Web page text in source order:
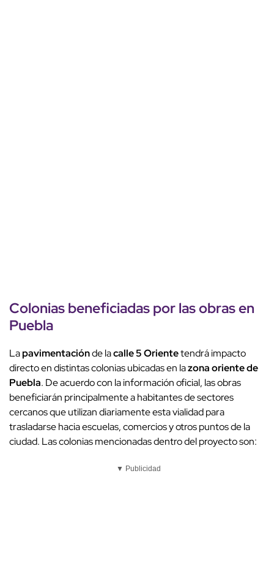
Colonias beneficiadaspor las obras en
Puebla
Lapavimentaciónde lacalle 5 Orientetendrá impacto
directo en distintas colonias ubicadas en lazona oriente de
Puebla. De acuerdo con la información oficial, las obras
beneficiarán principalmente a habitantes de sectores
cercanos que utilizan diariamente esta vialidad para
trasladarse hacia escuelas, comercios y otros puntos de la
ciudad. Las colonias mencionadas dentro del proyecto son:
▼ Publicidad